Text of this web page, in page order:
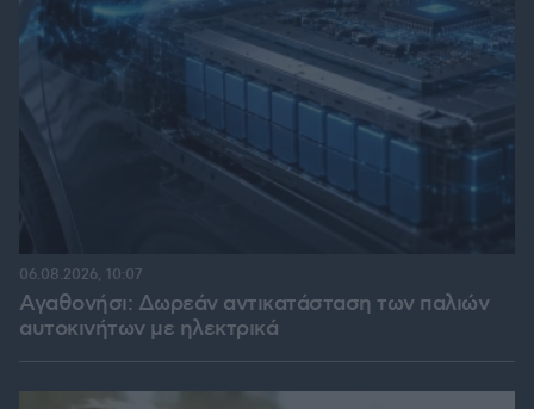
Αγαθονήσι: Δωρεάν αντικατάσταση των παλιών
αυτοκινήτων με ηλεκτρικά
06.08.2026, 10:07